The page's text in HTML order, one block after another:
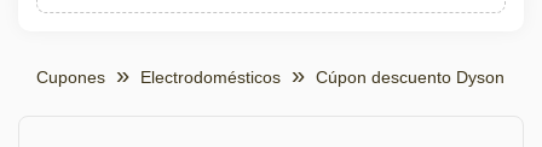
Cupones Electrodomésticos Cúpon descuento Dyson